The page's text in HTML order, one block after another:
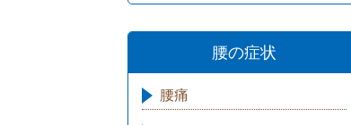
腰の症状
腰痛